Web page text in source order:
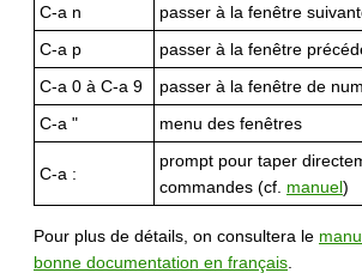
C-a n
passer à la fenêtre
C-a p
passer à la fenêtre
C-a 0 à C-a 9
passer à la fenêtre de
C-a "
menu des fenêtres
C-a :
prompt pour taper
commandes (cf. manuel)
Pour plus de détails, on consultera le
bonne documentation en français